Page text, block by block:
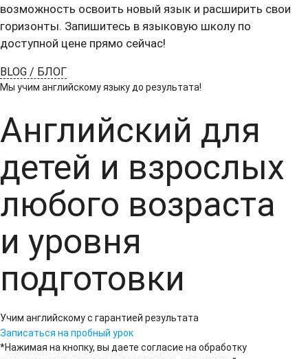
возможность освоить новый язык и расширить свои
горизонты. Запишитесь в языковую школу по
доступной цене прямо сейчас!
BLOG / БЛОГ
Мы учим английскому языку до результата!
Английский для
детей и взрослых
любого возраста
и уровня
подготовки
Учим английскому с гарантией результата
Записаться на пробный урок
*Нажимая на кнопку, вы даете согласие на обработку